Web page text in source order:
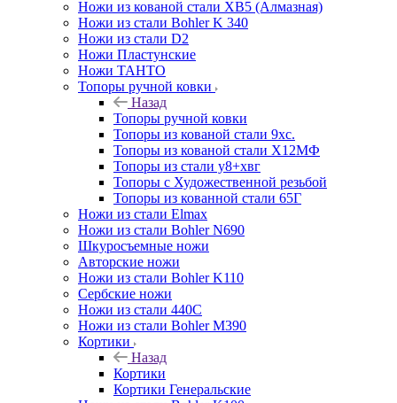
Ножи из кованой стали ХВ5 (Алмазная)
Ножи из стали Bohler K 340
Ножи из стали D2
Ножи Пластунские
Ножи ТАНТО
Топоры ручной ковки
Назад
Топоры ручной ковки
Топоры из кованой стали 9хс.
Топоры из кованой стали Х12МФ
Топоры из стали у8+хвг
Топоры с Художественной резьбой
Топоры из кованной стали 65Г
Ножи из стали Elmax
Ножи из стали Bohler N690
Шкуросъемные ножи
Авторские ножи
Ножи из стали Bohler K110
Сербские ножи
Ножи из стали 440С
Ножи из стали Bohler M390
Кортики
Назад
Кортики
Кортики Генеральские